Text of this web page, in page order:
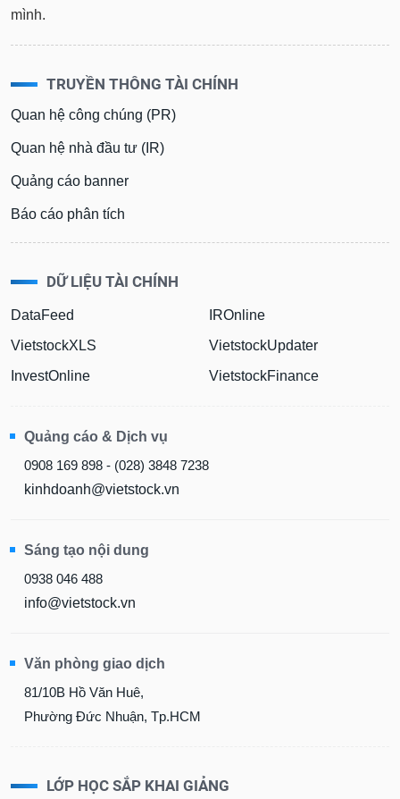
mình.
TRUYỀN THÔNG TÀI CHÍNH
Quan hệ công chúng (PR)
Quan hệ nhà đầu tư (IR)
Quảng cáo banner
Báo cáo phân tích
DỮ LIỆU TÀI CHÍNH
DataFeed
VietstockXLS
InvestOnline
IROnline
VietstockUpdater
VietstockFinance
Quảng cáo & Dịch vụ
0908 169 898 - (028) 3848 7238
kinhdoanh@vietstock.vn
Sáng tạo nội dung
0938 046 488
info@vietstock.vn
Văn phòng giao dịch
81/10B Hồ Văn Huê,
Phường Đức Nhuận, Tp.HCM
LỚP HỌC SẮP KHAI GIẢNG